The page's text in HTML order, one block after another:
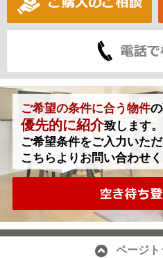
ご希望の条件に合う物件
優先的に紹介致します。
ご希望条件をご入力いただ
こちらよりお問い合わせく
ページト